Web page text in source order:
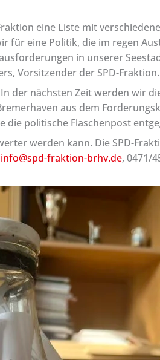
eine Liste mit
für eine Politik, die im regen
in unserer
Vorsitzender der SPD-Fraktion.
der nächsten Zeit werden wir
aus dem
politische Flaschenpost
werden kann. Die SPD-
info@spd-fraktion-brhv.de, 0471/